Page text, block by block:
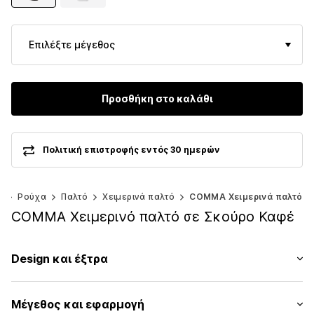
Επιλέξτε μέγεθος
Προσθήκη στο καλάθι
Πολιτική επιστροφής εντός 30 ημερών
Ρούχα Παλτό Χειμερινά παλτό COMMA Χειμερινά παλτό
COMMA Χειμερινό παλτό σε Σκούρο Καφέ
Design και έξτρα
Teddy
Μέγεθος και εφαρμογή